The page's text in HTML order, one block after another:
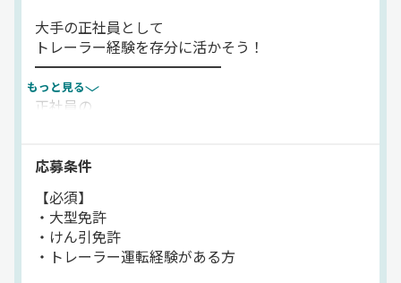
勤続表彰、資格取得補助など、社員の暮らしをしっかり
支える制度が整っています。さらに計10万円にもなる
「入社祝い金」もあり、転職時の最初の不安も軽減。休
日は月8以上⇒希望休取得もOK！子どもの行事や家庭の
「もう転職で失敗したくない」「今度こそ、落ち着ける
リアが築ける職場です。【株式会社ランテック】でのお
仕事ですが、応募はドラピタエージェントを通じてのご
紹介になります！
大手の正社員として
トレーラー経験を存分に活かそう！
━━━━━━━━━━━━━
正社員の
県内のスーパーマーケットや
商業施設、飲食店など
＜配送件数＞
もっと見る
応募条件
【必須】
・大型免許
・けん引免許
・トレーラー運転経験がある方